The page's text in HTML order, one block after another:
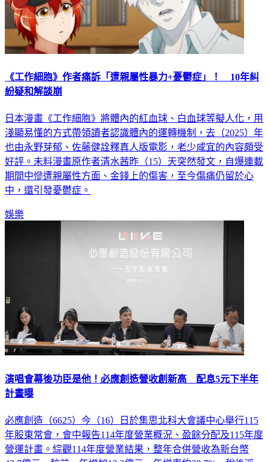
《工作細胞》作者痛訴「遭親屬性暴力+憂鬱症」！ 10年糾
日本漫畫《工作細胞》將體內的紅血球、白血球等擬人化，用
淺顯易懂的方式帶領讀者認識體內的運轉機制，去（2025）年
也由永野芽郁、佐藤健詮釋真人版電影，老少咸宜的內容頗受
好評。未料漫畫原作者清水茜昨（15）天突然發文，自爆連載
期間中慘遭親屬性方面、金錢上的傷害，至今傷痛仍留於心
演唱會幕後功臣是他！必應創造營收創新高 配息5元下半年
必應創造（6625）今（16）日於集思北科大會議中心舉行115
年股東常會，會中報告114年度營業概況、盈餘分配及115年度